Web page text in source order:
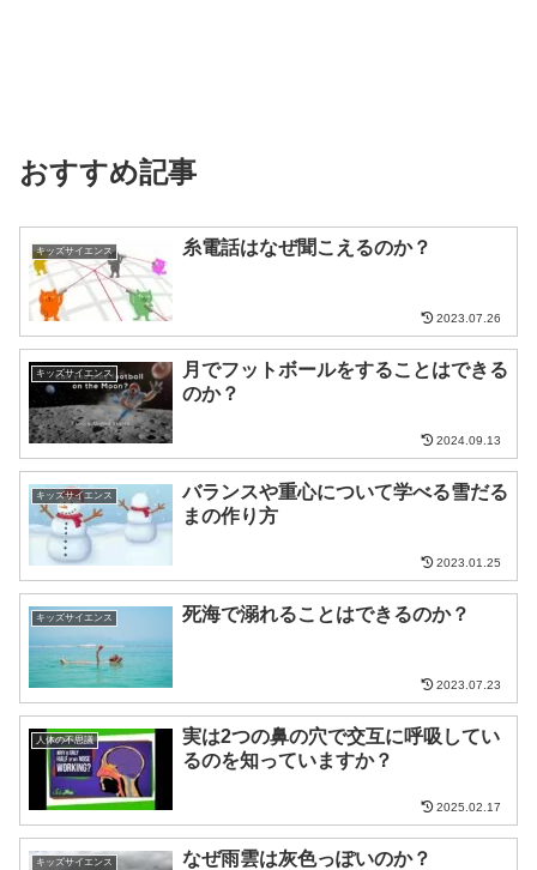
おすすめ記事
キッズサイエンス 糸電話はなぜ聞こえるのか？
2023.07.26
キッズサイエンス
月でフットボールをすることはできる
のか？
2024.09.13
キッズサイエンス
バランスや重心について学べる雪だる
まの作り方
2023.01.25
キッズサイエンス 死海で溺れることはできるのか？
2023.07.23
人体の不思議
実は2つの鼻の穴で交互に呼吸してい
るのを知っていますか？
2025.02.17
キッズサイエンス なぜ雨雲は灰色っぽいのか？